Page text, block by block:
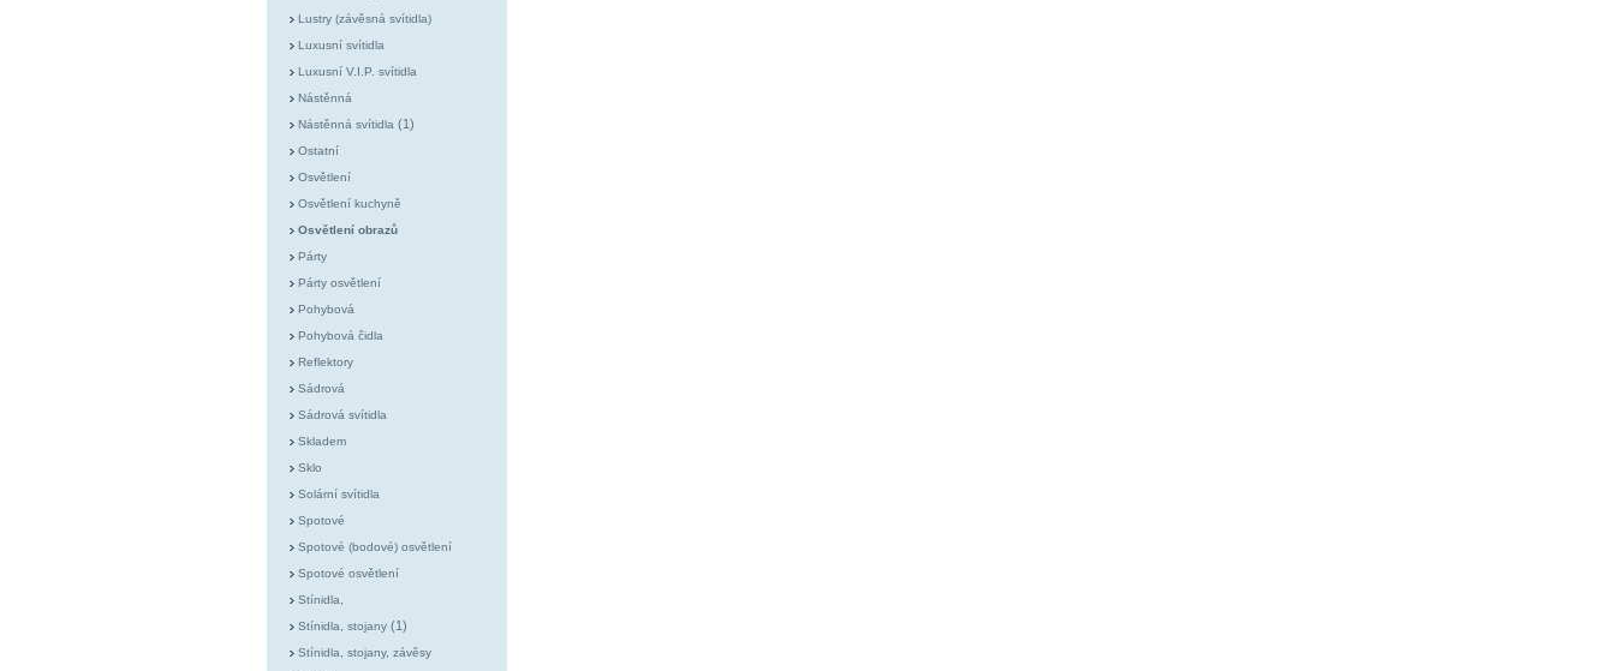
Lustry (závěsná svítidla)
Luxusní svítidla
Luxusní V.I.P. svítidla
Nástěnná
Nástěnná svítidla (1)
Ostatní
Osvětlení
Osvětlení kuchyně
Osvětlení obrazů
Párty
Párty osvětlení
Pohybová
Pohybová čidla
Reflektory
Sádrová
Sádrová svítidla
Skladem
Sklo
Solární svítidla
Spotové
Spotové (bodové) osvětlení
Spotové osvětlení
Stínidla,
Stínidla, stojany(1)
Stínidla, stojany, závěsy